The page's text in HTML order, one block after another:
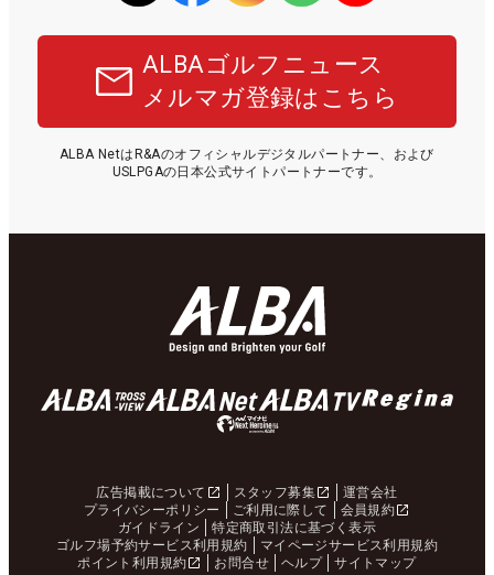
ALBAゴルフニュース
メルマガ登録はこちら
ALBA NetはR&Aのオフィシャルデジタルパートナー、および
USLPGAの日本公式サイトパートナーです。
広告掲載について スタッフ募集
運営会社
プライバシーポリシー
ご利用に際して
会員規約
ガイドライン
特定商取引法に基づく表示
ゴルフ場予約サービス利用規約
マイページサービス利用規約
ポイント利用規約
お問合せ ヘルプ サイトマップ